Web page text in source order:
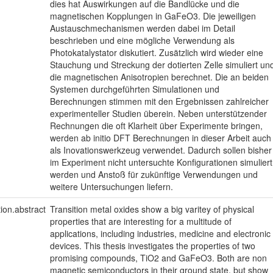
dies hat Auswirkungen auf die Bandlücke und die
magnetischen Kopplungen in GaFeO3. Die jeweiligen
Austauschmechanismen werden dabei im Detail
beschrieben und eine mögliche Verwendung als
Photokatalystator diskutiert. Zusätzlich wird wieder eine
Stauchung und Streckung der dotierten Zelle simuliert
die magnetischen Anisotropien berechnet. Die an beiden
Systemen durchgeführten Simulationen und
Berechnungen stimmen mit den Ergebnissen zahlreicher
experimenteller Studien überein. Neben unterstützender
Rechnungen die oft Klarheit über Experimente bringen,
werden ab initio DFT Berechnungen in dieser Arbeit auch
als Inovationswerkzeug verwendet. Dadurch sollen bisher
im Experiment nicht untersuchte Konfigurationen simuliert
werden und Anstoß für zukünftige Verwendungen und
weitere Untersuchungen liefern.
Transition metal oxides show a big varitey of physical
properties that are interesting for a multitude of
applications, including industries, medicine and electronic
devices. This thesis investigates the properties of two
promising compounds, TiO2 and GaFeO3. Both are non
magnetic semiconductors in their ground state, but show